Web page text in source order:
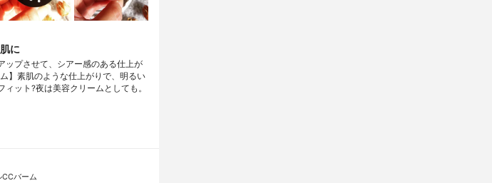
に
ップさせて、シアー感のある仕上が
】素肌のような仕上がりで、明るい
ィット?夜は美容クリームとしても。
バーム